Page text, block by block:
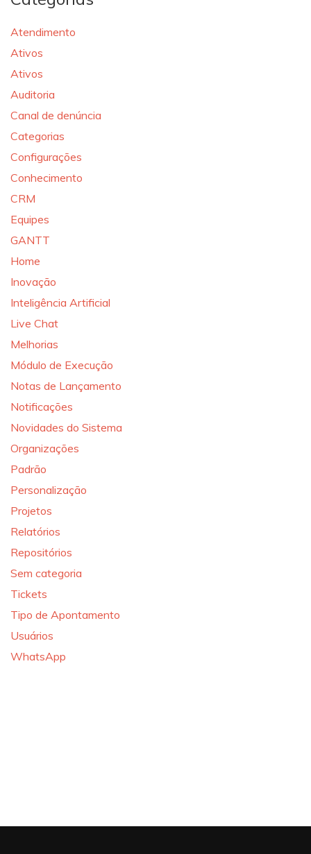
Atendimento
Ativos
Ativos
Auditoria
Canal de denúncia
Categorias
Configurações
Conhecimento
CRM
Equipes
GANTT
Home
Inovação
Inteligência Artificial
Live Chat
Melhorias
Módulo de Execução
Notas de Lançamento
Notificações
Novidades do Sistema
Organizações
Padrão
Personalização
Projetos
Relatórios
Repositórios
Sem categoria
Tickets
Tipo de Apontamento
Usuários
WhatsApp